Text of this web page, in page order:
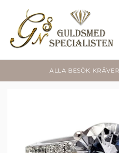
ALLA BESÖK